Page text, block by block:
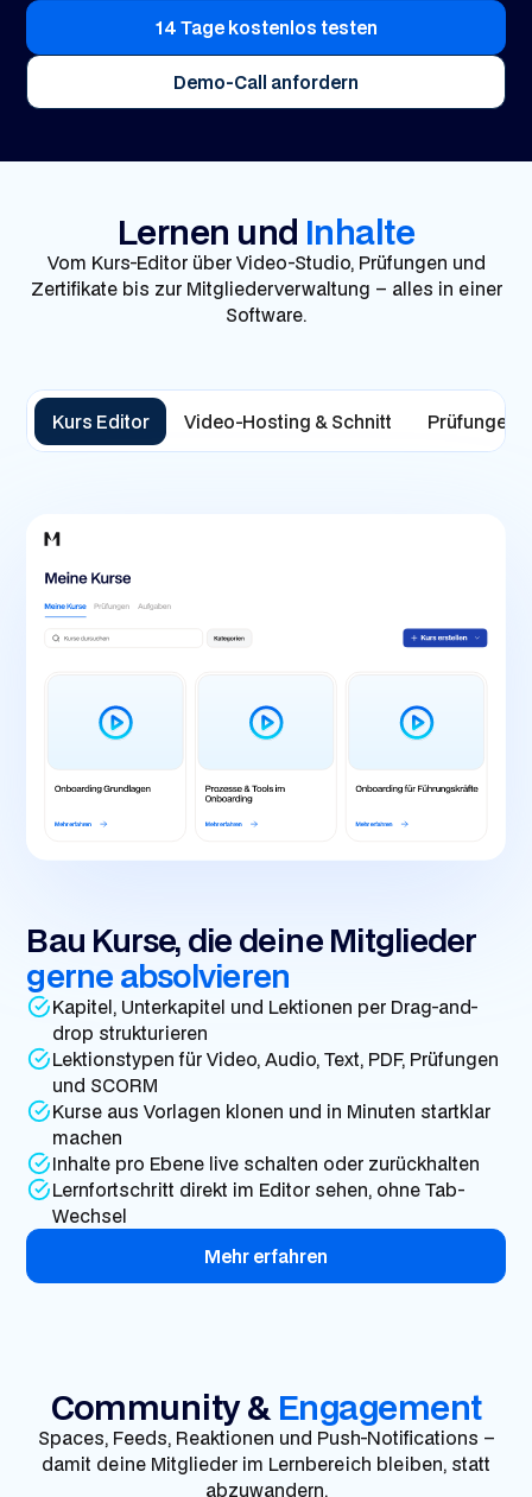
14 Tage kostenlos testen
Demo-Call anfordern
Lernen und Inhalte
Vom Kurs-Editor über Video-Studio, Prüfungen und
Zertifikate bis zur Mitgliederverwaltung – alles in einer
Software.
Kurs Editor Video-Hosting & Schnitt Prüfungen
Bau Kurse, die deine Mitglieder
gerne absolvieren
Kapitel, Unterkapitel und Lektionen per Drag-and-
drop strukturieren
Lektionstypen für Video, Audio, Text, PDF, Prüfungen
und SCORM
Kurse aus Vorlagen klonen und in Minuten startklar
machen
Inhalte pro Ebene live schalten oder zurückhalten
Lernfortschritt direkt im Editor sehen, ohne Tab-
Wechsel
Mehr erfahren
Community & Engagement
Spaces, Feeds, Reaktionen und Push-Notifications –
damit deine Mitglieder im Lernbereich bleiben, statt
abzuwandern.